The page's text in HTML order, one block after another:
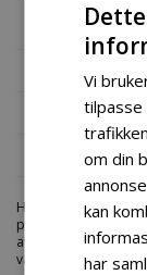
Part# 65003-
Mer
Fil vedlegg
Hos
priser. Bestill en
av produkter innen:
være.
Vi
tilpasse
om din
kan
har